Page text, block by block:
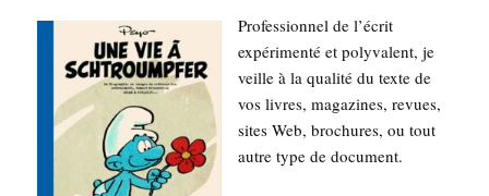
Pro­fes­sion­nel de l’écrit
expé­ri­men­té et poly­va­lent, je
veille à la qua­li­té du texte de
vos livres, maga­zines, revues,
sites Web, bro­chures, ou tout
autre type de document.